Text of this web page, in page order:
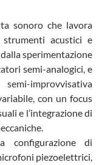
sonoro che lavora
acustici e
sperimentazione
semi-analogici, e
improvvisativa
con un focus
e l’integrazione di
configurazione di
piezoelettrici,